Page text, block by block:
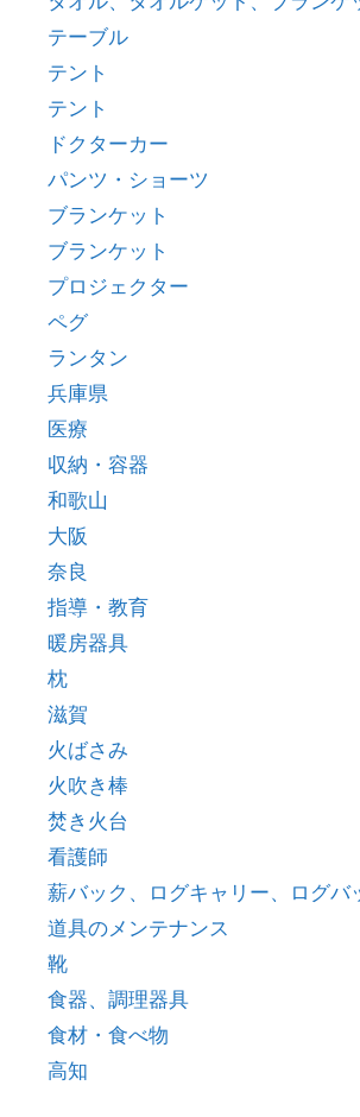
テーブル
テント
テント
ドクターカー
パンツ・ショーツ
ブランケット
ブランケット
プロジェクター
ペグ
ランタン
兵庫県
医療
収納・容器
和歌山
大阪
奈良
指導・教育
暖房器具
枕
滋賀
火ばさみ
火吹き棒
焚き火台
看護師
薪バック、ログキャリー、ログバ
道具のメンテナンス
靴
食器、調理器具
食材・食べ物
高知